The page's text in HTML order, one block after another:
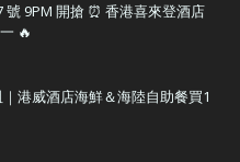
9PM 開搶 ⏰ 香港喜來登酒店
🔥
港威酒店海鮮＆海陸自助餐買1